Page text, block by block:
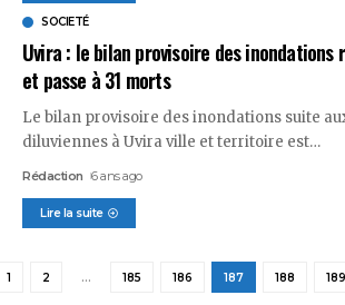
SOCIETÉ
Uvira : le bilan provisoire des inondations
et passe à 31 morts
Le bilan provisoire des inondations suite
diluviennes à Uvira ville et territoire est…
Rédaction 6 ans ago
Lire la suite
1 2 … 185 186 187 188 189